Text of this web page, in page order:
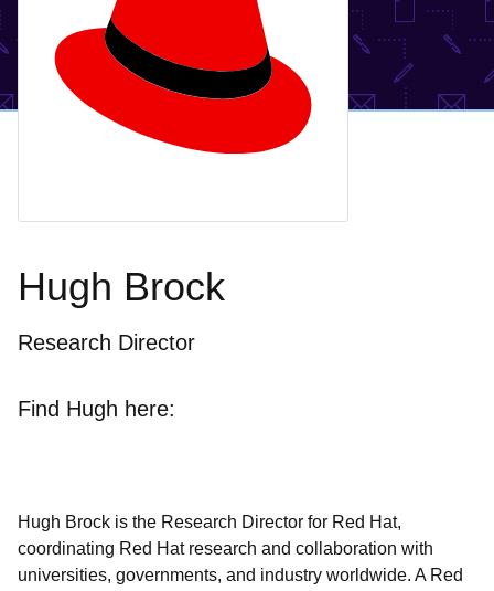
Hugh Brock
Research Director
Find Hugh here:
Hugh Brock is the Research Director for Red Hat,
coordinating Red Hat research and collaboration with
universities, governments, and industry worldwide. A Red